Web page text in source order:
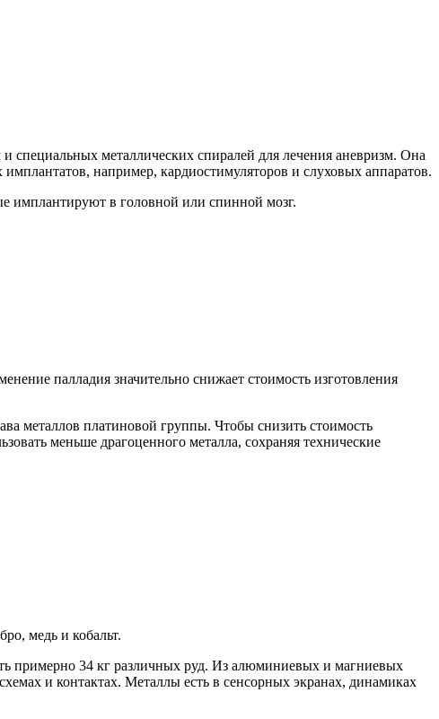
специальных металлических спиралей для лечения аневризм. Она
например, кардиостимуляторов и слуховых аппаратов.
имплантируют в головной или спинной мозг.
палладия значительно снижает стоимость изготовления
металлов платиновой группы. Чтобы снизить стоимость
меньше драгоценного металла, сохраняя технические
медь и кобальт.
примерно 34 кг различных руд. Из алюминиевых и магниевых
и контактах. Металлы есть в сенсорных экранах, динамиках